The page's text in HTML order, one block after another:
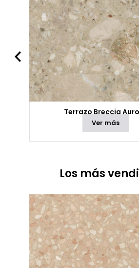
Terrazo Breccia
Ver más
Los más